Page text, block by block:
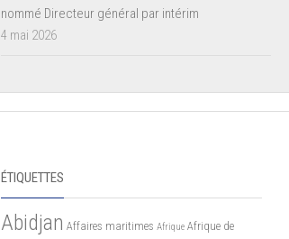
nommé Directeur général par intérim
4 mai 2026
ÉTIQUETTES
Abidjan Affaires maritimes Afrique Afrique de